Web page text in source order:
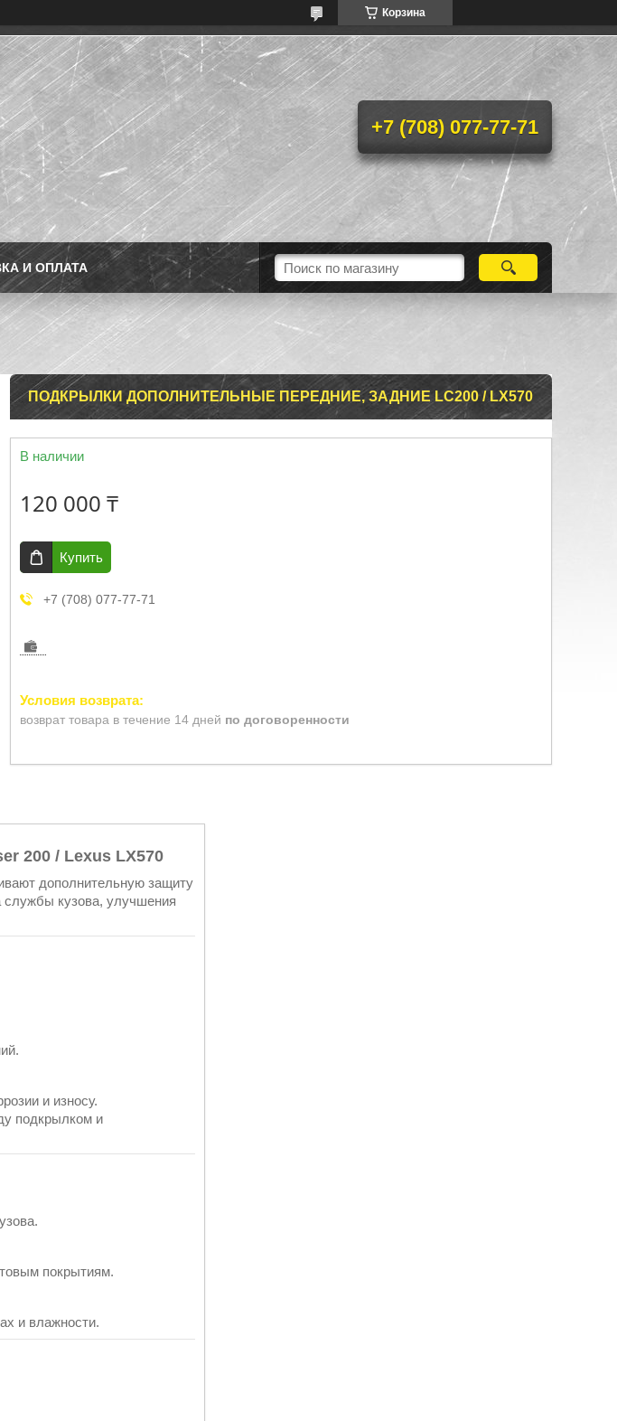
Корзина
+7 (708) 077-77-71
И ОПЛАТА
ПОДКРЫЛКИ ДОПОЛНИТЕЛЬНЫЕ ПЕРЕДНИЕ, ЗАДНИЕ LC200 / LX570
В наличии
120 000 ₸
Купить
+7 (708) 077-77-71
возврат товара в течение 14 дней по договоренности
200 / Lexus LX570
дополнительную защиту
службы кузова, улучшения
и износу.
подкрылком и
покрытиям.
и влажности.